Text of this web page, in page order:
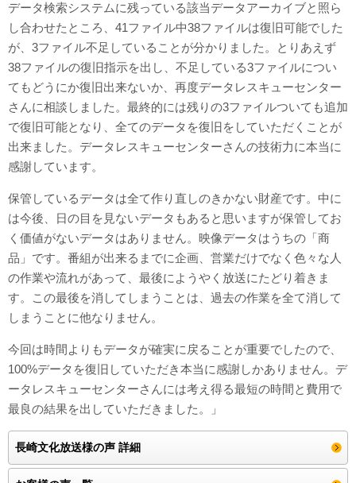
データ検索システムに残っている該当データアーカイブと照ら
し合わせたところ、41ファイル中38ファイルは復旧可能でした
が、3ファイル不足していることが分かりました。とりあえず
38ファイルの復旧指示を出し、不足している3ファイルについ
てもどうにか復旧出来ないか、再度データレスキューセンター
さんに相談しました。最終的には残りの3ファイルついても追加
で復旧可能となり、全てのデータを復旧をしていただくことが
出来ました。データレスキューセンターさんの技術力に本当に
感謝しています。
保管しているデータは全て作り直しのきかない財産です。中に
は今後、日の目を見ないデータもあると思いますが保管してお
く価値がないデータはありません。映像データはうちの「商
品」です。番組が出来るまでに企画、営業だけでなく色々な人
の作業や流れがあって、最後にようやく放送にたどり着きま
す。この最後を消してしまうことは、過去の作業を全て消して
しまうことに他なりません。
今回は時間よりもデータが確実に戻ることが重要でしたので、
100%データを復旧していただき本当に感謝しかありません。デ
ータレスキューセンターさんには考え得る最短の時間と費用で
最良の結果を出していただきました。」
長崎文化放送様の声 詳細